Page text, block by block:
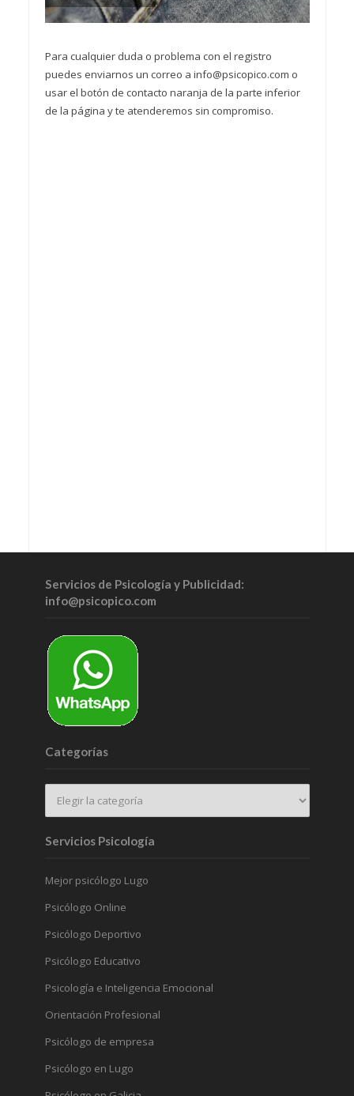
Para cualquier duda o problema con el registro
puedes enviarnos un correo a info@psicopico.com o
usar el botón de contacto naranja de la parte inferior
de la página y te atenderemos sin compromiso.
Servicios de Psicología y Publicidad:
info@psicopico.com
Categorías
Servicios Psicología
Mejor psicólogo Lugo
Psicólogo Online
Psicólogo Deportivo
Psicólogo Educativo
Psicología e Inteligencia Emocional
Orientación Profesional
Psicólogo de empresa
Psicólogo en Lugo